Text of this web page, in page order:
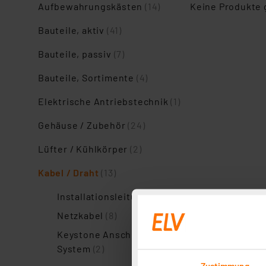
Aufbewahrungskästen(14)
Bauteile, aktiv (41)
Bauteile, passiv (7)
Bauteile, Sortimente (4)
Elektrische Antriebstechnik(1)
Gehäuse / Zubehör(24)
Lüfter / Kühlkörper(2)
Kabel / Draht(13)
Installationsleitung
Netzkabel(8)
Keystone Anschluss-
System (2)
Keine Produkte